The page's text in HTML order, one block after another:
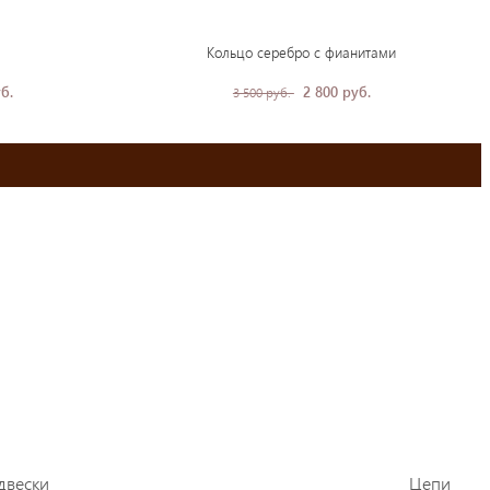
Кольцо серебро с фианитами
3 500 руб. 2 800 руб.
Цепи